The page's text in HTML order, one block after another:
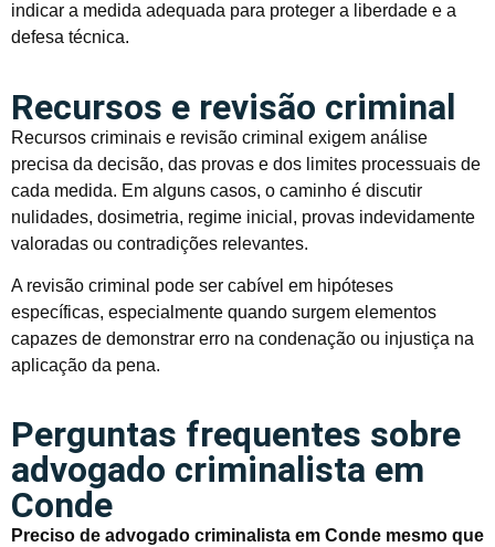
indicar a medida adequada para proteger a liberdade e a
defesa técnica.
Recursos e revisão criminal
Recursos criminais e revisão criminal exigem análise
precisa da decisão, das provas e dos limites processuais de
cada medida. Em alguns casos, o caminho é discutir
nulidades, dosimetria, regime inicial, provas indevidamente
valoradas ou contradições relevantes.
A revisão criminal pode ser cabível em hipóteses
específicas, especialmente quando surgem elementos
capazes de demonstrar erro na condenação ou injustiça na
aplicação da pena.
Perguntas frequentes sobre
advogado criminalista em
Conde
Preciso de advogado criminalista em Conde mesmo que